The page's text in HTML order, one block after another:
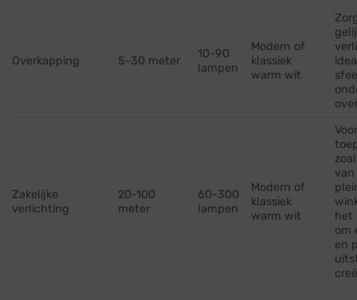
Overkapping 5-30 meter
10-90
lampen
Modern of
klassiek
warm wit
Zakelijke
verlichting
20-100
meter
60-300
lampen
Modern of
klassiek
warm wit
het
om
en